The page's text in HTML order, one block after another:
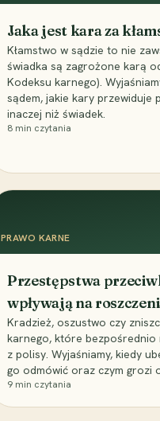
Jaka jest kara za
Kłamstwo w sądzie to nie
świadka są zagrożone karą
Kodeksu karnego).
sądem, jakie kary
inaczej niż świadek.
8 min czytania
PRAWO KARNE
Przestępstwa
wpływają na
Kradzież, oszustwo czy
karnego, które bezpośrednio
z polisy. Wyjaśniamy, kiedy
go odmówić oraz czym grozi
9 min czytania